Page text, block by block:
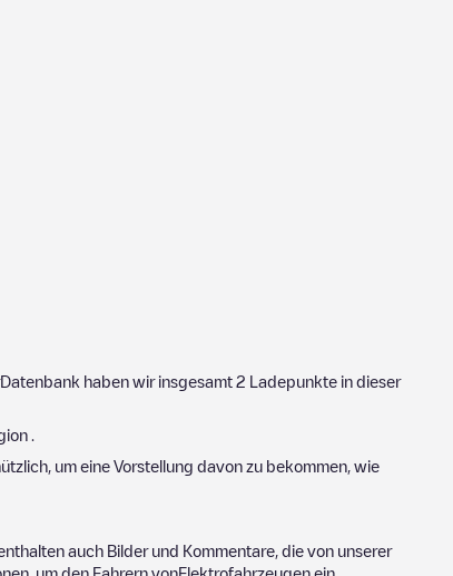
haben wir insgesamt 2 Ladepunkte in dieser
um eine Vorstellung davon zu bekommen, wie
auch Bilder und Kommentare, die von unserer
um den Fahrern vonElektrofahrzeugen ein